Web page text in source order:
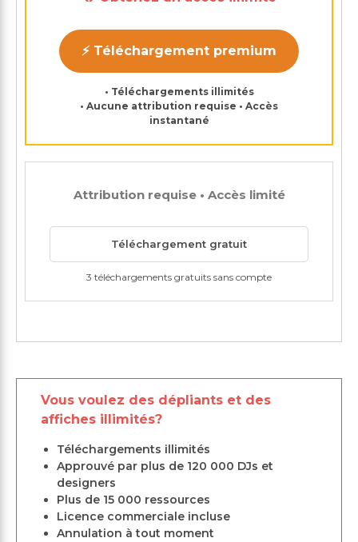
⚡ Téléchargement premium
• Téléchargements illimités
• Aucune attribution requise • Accès
instantané
Attribution requise • Accès limité
Téléchargement gratuit
3 téléchargements gratuits sans compte
Vous voulez des dépliants et des
affiches illimités?
Téléchargements illimités
Approuvé par plus de 120 000 DJs et
designers
Plus de 15 000 ressources
Licence commerciale incluse
Annulation à tout moment